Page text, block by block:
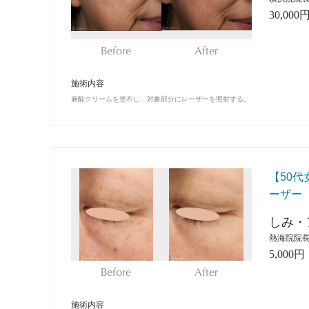
Before After
30,000
施術内容
麻酔クリームを塗布し、対象部分にレーザーを照射する。
Before After
【50
ーザー
しみ
熱海院院
5,000円
施術内容